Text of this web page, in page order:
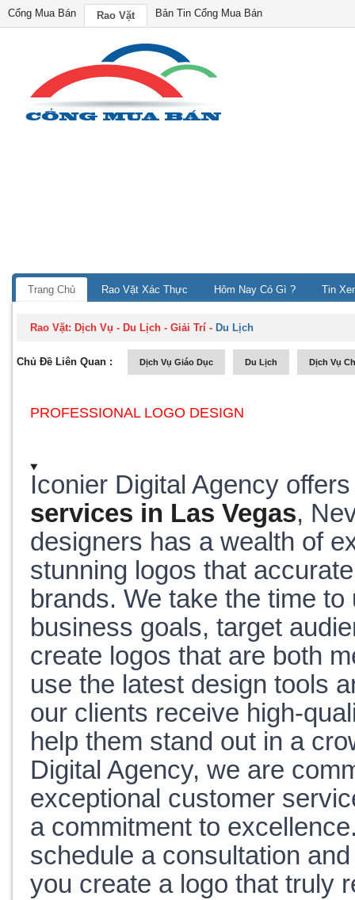
Cổng Mua Bán Rao Vặt Bản Tin Cổng Mua Bán
Trang Chủ Rao Vặt Xác Thực Hôm Nay Có Gì ? Tin
Rao Vặt: Dịch Vụ - Du Lịch - Giải Trí - Du Lịch
Chủ Đề Liên Quan : Dịch Vụ Giáo Dục Du Lịch Dịch Vụ
PROFESSIONAL LOGO DESIGN
Iconier Digital Agency
services in Las Vegas,
designers has a wealth of
stunning logos that
brands. We take the time
business goals, target
create logos that are both
use the latest design tools
our clients receive high-
help them stand out in a
Digital Agency, we are
exceptional customer
a commitment to
schedule a consultation
you create a logo that truly